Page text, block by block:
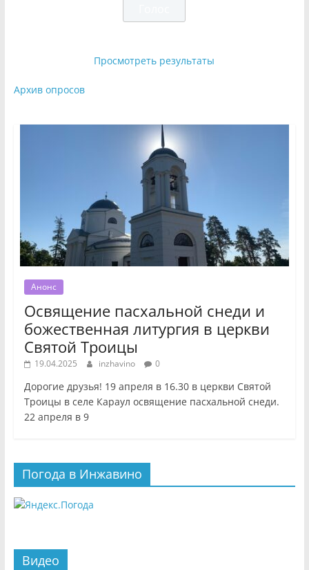
Просмотреть результаты
Архив опросов
Анонс
Освящение пасхальной снеди и
божественная литургия в церкви
Святой Троицы
19.04.2025 inzhavino 0
Дорогие друзья! 19 апреля в 16.30 в церкви Святой
Троицы в селе Караул освящение пасхальной снеди.
22 апреля в 9
Погода в Инжавино
Видео